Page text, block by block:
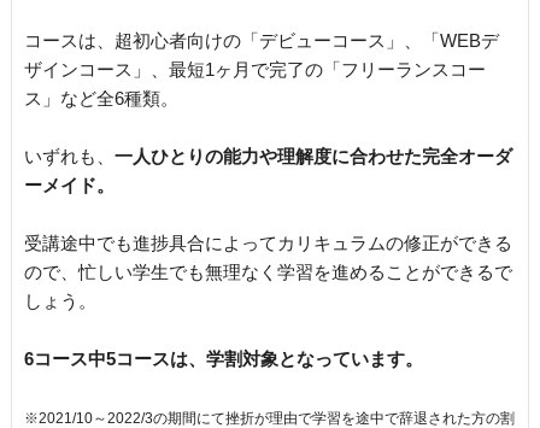
コースは、超初心者向けの「デビューコース」、「WEBデ
ザインコース」、最短1ヶ月で完了の「フリーランスコー
ス」など全6種類。
いずれも、 一人ひとりの能力や理解度に合わせた完全オーダ
ーメイド。
受講途中でも進捗具合によってカリキュラムの修正ができる
ので、忙しい学生でも無理なく学習を進めることができるで
しょう。
6コース中5コースは、学割対象となっています。
※2021/10～2022/3の期間にて挫折が理由で学習を途中で辞退された方の割